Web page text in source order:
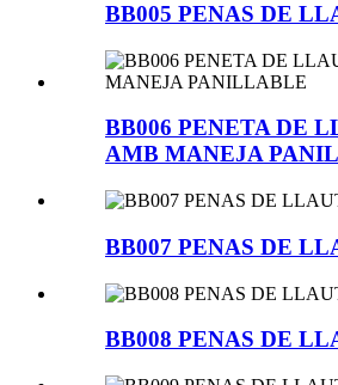
BB005 PENAS DE
BB006 PENETA DE
AMB MANEJA
BB007 PENAS DE
BB008 PENAS DE